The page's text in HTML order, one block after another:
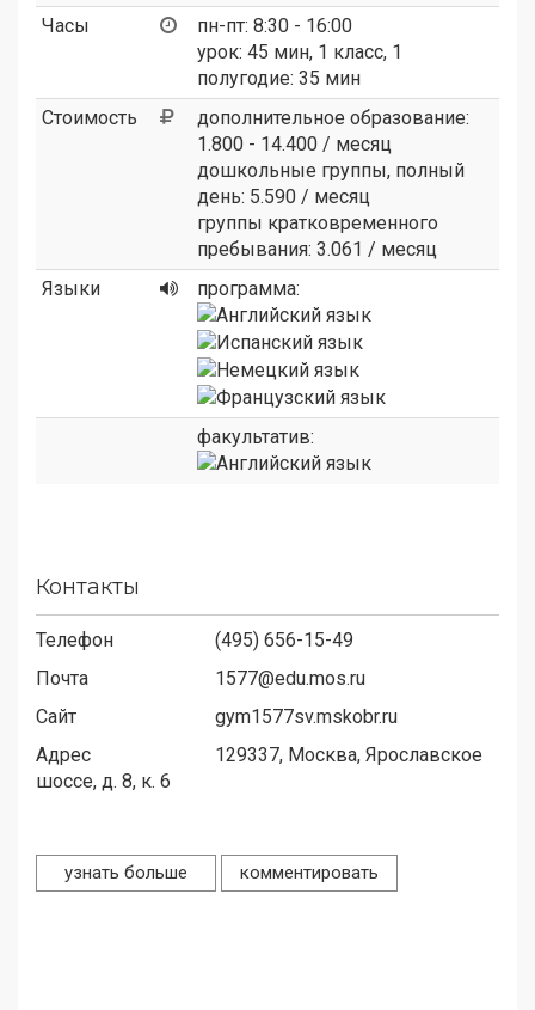
Часы
пн-пт: 8:30 - 16:00
урок: 45 мин, 1 класс, 1
полугодие: 35 мин
Стоимость
дополнительное образование:
1.800 - 14.400 / месяц
дошкольные группы, полный
день: 5.590 / месяц
группы кратковременного
пребывания: 3.061 / месяц
Языки
программа:
факультатив:
Контакты
Телефон
(495) 656-15-49
Почта
1577@edu.mos.ru
Сайт
gym1577sv.mskobr.ru
Адрес
129337, Москва, Ярославское
шоссе, д. 8, к. 6
узнать больше комментировать